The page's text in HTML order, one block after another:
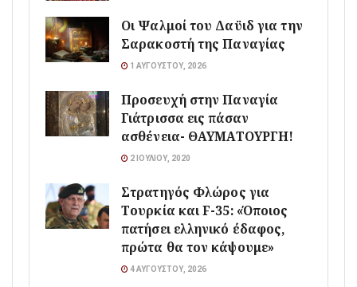
Οι Ψαλμοί του Δαϋιδ για την
Σαρακοστή της Παναγίας
1 ΑΥΓΟΎΣΤΟΥ, 2026
Προσευχή στην Παναγία
Γιάτρισσα εις πάσαν
ασθένεια- ΘΑΥΜΑΤΟΥΡΓΗ!
2 ΙΟΥΛΊΟΥ, 2020
Στρατηγός Φλώρος για
Τουρκία και F-35: «Όποιος
πατήσει ελληνικό έδαφος,
πρώτα θα τον κάψουμε»
4 ΑΥΓΟΎΣΤΟΥ, 2026